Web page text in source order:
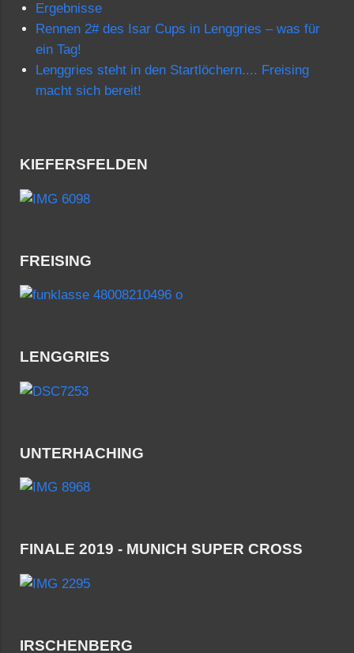
Ergebnisse
Rennen 2# des Isar Cups in Lenggries – was für
ein Tag!
Lenggries steht in den Startlöchern.... Freising
macht sich bereit!
KIEFERSFELDEN
FREISING
LENGGRIES
UNTERHACHING
FINALE 2019 - MUNICH SUPER CROSS
IRSCHENBERG